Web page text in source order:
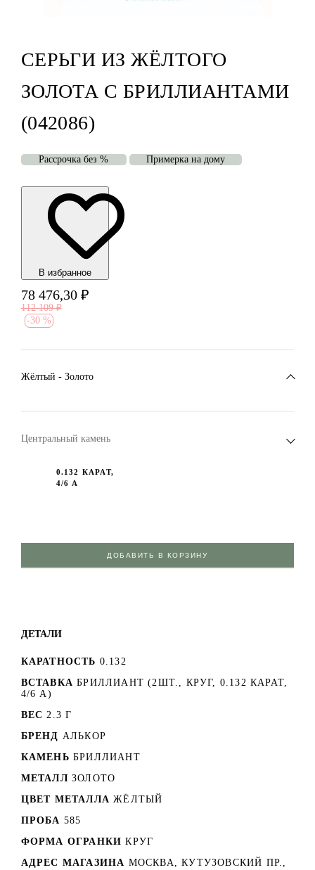
СЕРЬГИ ИЗ ЖЁЛТОГО
ЗОЛОТА С БРИЛЛИАНТАМИ
(042086)
Рассрочка без % Примерка на дому
В избранноe
78 476,30 ₽
112 109 ₽
-30 %
Жёлтый - Золото
Центральный камень
0.132 КАРАТ,
4/6 А
ДОБАВИТЬ В КОРЗИНУ
ДЕТАЛИ
КАРАТНОСТЬ 0.132
ВСТАВКА БРИЛЛИАНТ (2ШТ., КРУГ, 0.132 КАРАТ,
4/6 А)
ВЕС 2.3 Г
БРЕНД АЛЬКОР
КАМЕНЬ БРИЛЛИАНТ
МЕТАЛЛ ЗОЛОТО
ЦВЕТ МЕТАЛЛА ЖЁЛТЫЙ
ПРОБА 585
ФОРМА ОГРАНКИ КРУГ
АДРЕС МАГАЗИНА МОСКВА, КУТУЗОВСКИЙ ПР.,